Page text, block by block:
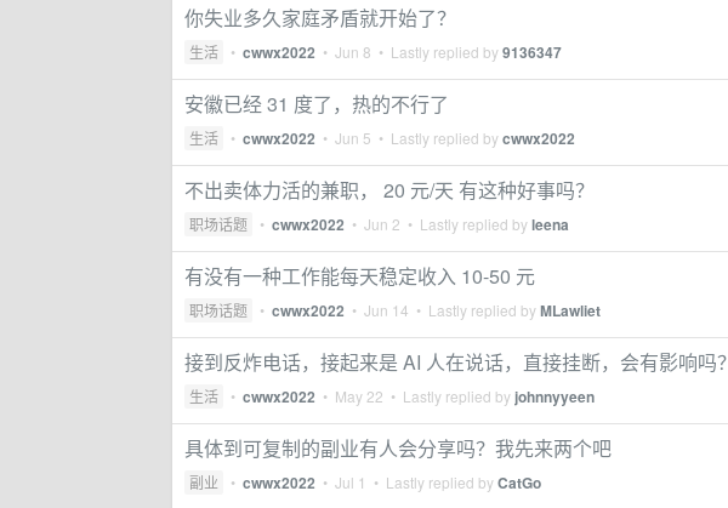
你失业多久家庭矛盾就开始了？
生活 • cwwx2022 • Jun 8 • Lastly replied by9136347
安徽已经 31 度了，热的不行了
生活 • cwwx2022 • Jun 5 • Lastly replied bycwwx2022
不出卖体力活的兼职， 20 元/天 有这种好事吗？
职场话题 • cwwx2022 • Jun 2 • Lastly replied byleena
有没有一种工作能每天稳定收入 10-50 元
职场话题 • cwwx2022 • Jun 14 • Lastly replied byMLawliet
接到反炸电话，接起来是 AI 人在说话，直接挂断，会有影响吗？
生活 • cwwx2022 • May 22 • Lastly replied by johnnyyeen
具体到可复制的副业有人会分享吗？我先来两个吧
副业 • cwwx2022 • Jul 1 • Lastly replied byCatGo